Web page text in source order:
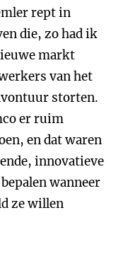
rept in
die, zo had ik
markt
van het
storten.
er ruim
en dat waren
innovatieve
wanneer
ze willen